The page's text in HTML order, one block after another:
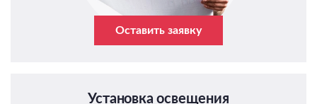
Оставить заявку
Установка освещения